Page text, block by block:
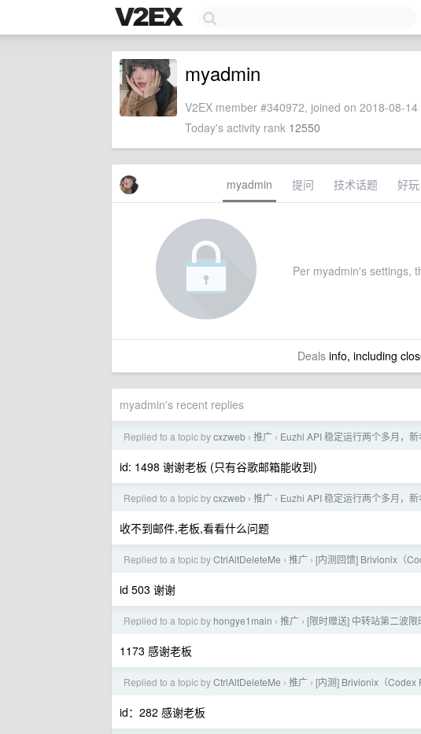
myadmin
V2EX member #340972, joined on 2018-08-
Today's activity rank 12550
myadmin 提问 技术话题 好玩
Per myadmin's settings,
Dealsinfo, including
myadmin's recent replies
Replied to a topic bycxzweb › 推广 › Euzhi API 稳定运行两个多月，
id: 1498 谢谢老板 (只有谷歌邮箱能收到)
Replied to a topic bycxzweb › 推广 › Euzhi API 稳定运行两个多月，
收不到邮件,老板,看看什么问题
Replied to a topic byCtrlAltDeleteMe › 推广 › [内测回馈] Brivionix（
id 503 谢谢
Replied to a topic by hongye1main › 推广 › [限时赠送] 中转站第二波
1173 感谢老板
Replied to a topic byCtrlAltDeleteMe › 推广 › [内测] Brivionix（Codex
id：282 感谢老板